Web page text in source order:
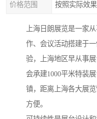
价格范围 按照实际效
上海日朗展览是一家
作、会议活动搭建于
验，上海地区早从事
会承建1000平米特装
镇，距离上海各大展
方便。